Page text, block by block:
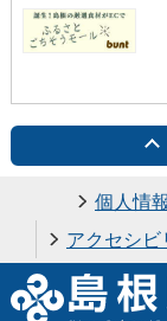
個人情
アクセシビ